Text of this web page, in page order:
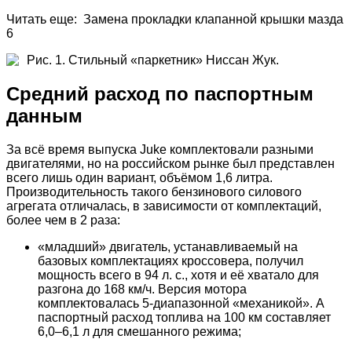
Читать еще: Замена прокладки клапанной крышки мазда
6
Рис. 1. Стильный «паркетник» Ниссан Жук.
Средний расход по паспортным
данным
За всё время выпуска Juke комплектовали разными
двигателями, но на российском рынке был представлен
всего лишь один вариант, объёмом 1,6 литра.
Производительность такого бензинового силового
агрегата отличалась, в зависимости от комплектаций,
более чем в 2 раза:
«младший» двигатель, устанавливаемый на
базовых комплектациях кроссовера, получил
мощность всего в 94 л. с., хотя и её хватало для
разгона до 168 км/ч. Версия мотора
комплектовалась 5-диапазонной «механикой». А
паспортный расход топлива на 100 км составляет
6,0–6,1 л для смешанного режима;